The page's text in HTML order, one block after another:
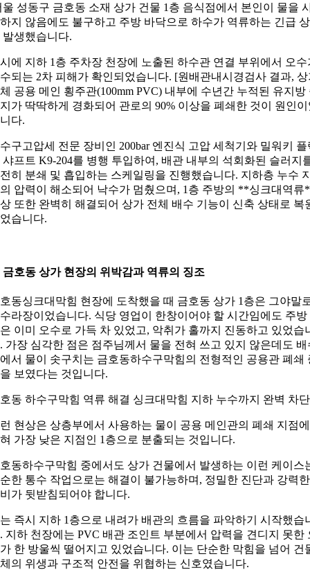
성동구 금호동 소재 상가 건물 1층 음식점에서 본인이 물을
지 않음에도 불구하고 주방 바닥으로 하수가 역류하는 긴급
발생했습니다.
에 지하 1층 주차장 천장에 노출된 하수관 연결 부위에서 오수
되는 2차 피해가 확인되었습니다. [원배관내시경검사 결과, 상
공용 메인 횡주관(100mm PVC) 내부에 수년간 누적된 유지방
가 딱딱하게 경화되어 관로의 90% 이상을 폐쇄한 것이 원인이
다.
구고압세 전문 장비인 200bar 엔진식 고압 세척기와 밀워키 플
샤프트 K9-204를 병행 투입하여, 배관 내부의 석회화된 슬러지
히 분쇄 및 흡입하는 스케일링을 진행했습니다. 지하층 누수
압력이 해소되어 낙수가 멈췄으며, 1층 주방의 **싱크대역류
또한 완벽히 해결되어 상가 전체 배수 기능이 신축 상태로 복
습니다.
호동 상가 현장의 위박감과 역류의 징조
동싱크대막힘 현장에 도착했을 때 금호동 상가 1층은 그야말
라장이었습니다. 식당 영업이 한창이어야 할 시간임에도 주방
이미 오수로 가득 차 있었고, 악취가 홀까지 진동하고 있었습
가장 심각한 점은 점주님께서 물을 전혀 쓰고 있지 않은데도 배
서 물이 솟구치는 금호동하수구막힘의 전형적인 공용관 폐쇄
보였다는 것입니다.
동 하수구막힘 역류 해결 싱크대막힘 지하 누수까지 완벽 차단
현상은 상층부에서 사용하는 물이 공용 메인관의 폐쇄 지점에
가장 낮은 지점인 1층으로 분출되는 것입니다.
동하수구막힘 중에서도 상가 건물에서 발생하는 이런 케이스
한 통수 작업으로는 해결이 불가능하며, 정밀한 진단과 강력한
가 뒷받침되어야 합니다.
즉시 지하 1층으로 내려가 배관의 흐름을 파악하기 시작했습
지하 천장에는 PVC 배관 조인트 부분에서 압력을 견디지 못한
한 방울씩 떨어지고 있었습니다. 이는 단순한 막힘을 넘어 건
의 위생과 구조적 안전을 위협하는 신호였습니다.